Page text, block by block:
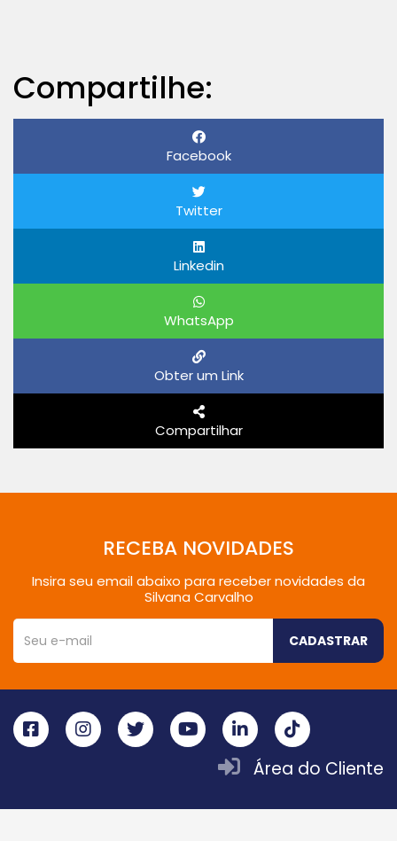
Compartilhe:
Facebook
Twitter
Linkedin
WhatsApp
Obter um Link
Compartilhar
RECEBA NOVIDADES
Insira seu email abaixo para receber novidades da
Silvana Carvalho
CADASTRAR
Área do Cliente